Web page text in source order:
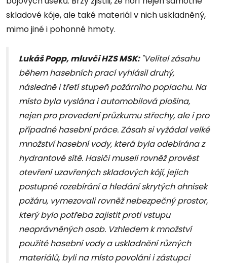
skladové kóje, ale také materiál v nich uskladněný,
mimo jiné i pohonné hmoty.
Lukáš Popp, mluvčí HZS MSK: "Velitel zásahu
během hasebních prací vyhlásil druhý,
následně i třetí stupeň požárního poplachu. Na
místo byla vyslána i automobilová plošina,
nejen pro provedení průzkumu střechy, ale i pro
případné hasební práce. Zásah si vyžádal velké
množství hasební vody, která byla odebírána z
hydrantové sítě. Hasiči museli rovněž provést
otevření uzavřených skladových kójí, jejich
postupné rozebírání a hledání skrytých ohnisek
požáru, vymezovali rovněž nebezpečný prostor,
který bylo potřeba zajistit proti vstupu
neoprávněných osob. Vzhledem k množství
použité hasební vody a uskladnění různých
materiálů, byli na místo povoláni i zástupci